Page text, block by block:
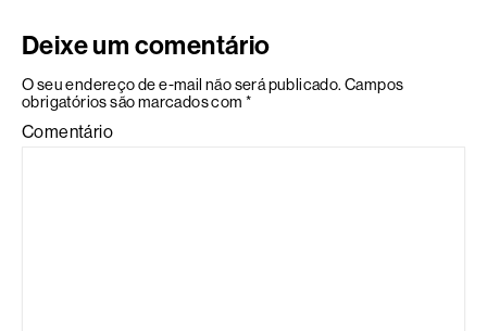
Deixe um comentário
O seu endereço de e-mail não será publicado. Campos
obrigatórios são marcados com *
Comentário